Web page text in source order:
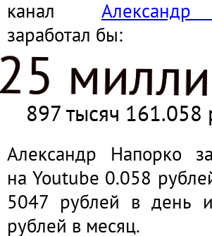
канал
заработал бы:
897 тысяч 161.070
Александр Напорко
на Youtube 0.058
5047 рублей в день
рублей в месяц.